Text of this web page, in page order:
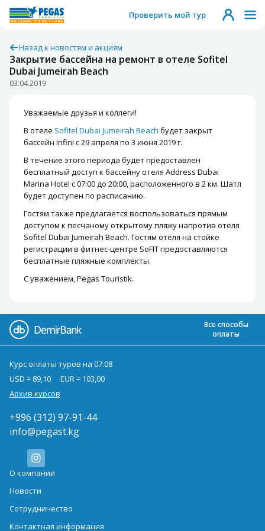
Проверить мой тур
Назад к новостям и акциям
Закрытие бассейна на ремонт в отеле Sofitel
Dubai Jumeirah Beach
03.04.2019
Уважаемые друзья и коллеги!
В отеле Sofitel Dubai Jumeirah Beach будет закрыт
бассейн Infini с 29 апреля по 3 июня 2019 г.
В течение этого периода будет предоставлен
бесплатный доступ к бассейну отеля Address Dubai
Marina Hotel с 07:00 до 20:00, расположенного в 2 км. Шатл
будет доступен по расписанию.
Гостям также предлагается воспользоваться прямым
доступом к песчаному открытому пляжу напротив отеля
Sofitel Dubai Jumeirah Beach. Гостям отеля на стойке
регистрации в фитнес-центре SoFIT предоставляются
бесплатные пляжные комплекты.
С уважением, Pegas Touristik.
Все способы
оплаты
Курс оплаты туров на 07.08
USD = 89,10
EUR = 103,00
Архив курсов
+996 (312) 97-91-44
info@pegast.kg
О компании
Новости
Сотрудничество
Контактная информация